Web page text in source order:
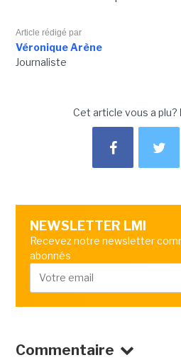
Article rédigé par
Véronique Arène
Journaliste
Cet article vous a plu?
NEWSLETTER LMI
Recevez notre newsletter
abonnés
Commentaire